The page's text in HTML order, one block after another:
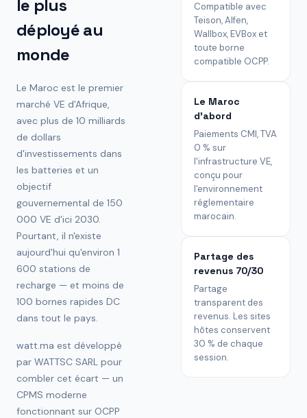
le plus
déployé au
monde
Le Maroc est le premier
marché VE d'Afrique,
avec plus de 10 milliards
de dollars
d'investissements dans
les batteries et un
objectif
gouvernemental de 150
000 VE d'ici 2030.
Pourtant, il n'existe
aujourd'hui qu'environ 1
600 stations de
recharge — et moins de
100 bornes rapides DC
dans tout le pays.
watt.ma est développé
par WATTSC SARL pour
combler cet écart — un
CPMS moderne
fonctionnant sur OCPP
Compatible avec
Teison, Alfen,
Wallbox, EVBox et
toute borne
compatible OCPP.
Le Maroc
d'abord
Paiements CMI, TVA
0 % sur
l'infrastructure VE,
conçu pour
l'environnement
réglementaire
marocain.
Partage des
revenus 70/30
Partage
transparent des
revenus. Les sites
hôtes conservent
30 % de chaque
session.